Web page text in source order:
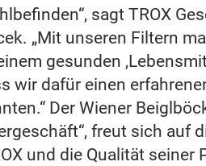
sagt TROX
„Mit unseren Filtern
gesunden
wir dafür einen
Der Wiener
freut sich auf
und die Qualität